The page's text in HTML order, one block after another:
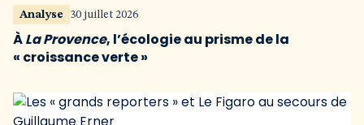
Analyse 30 juillet 2026
ÀLa Provence, l’écologie au prisme de la
« croissance verte »